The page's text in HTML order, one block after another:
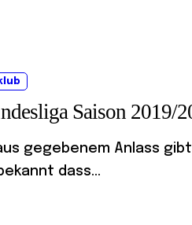
Saison 2019/
gegebenem Anlass
dass...